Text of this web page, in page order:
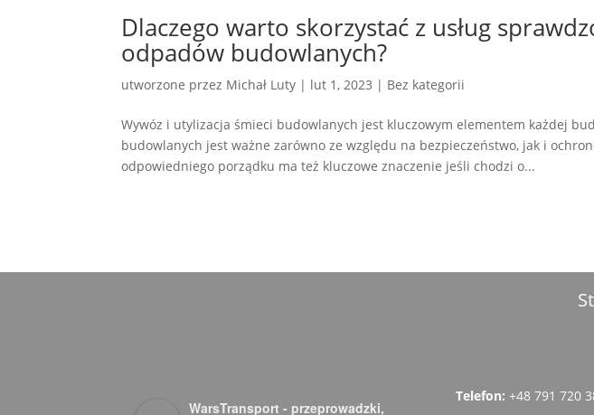
Dlaczego warto skorzystać z usług
odpadów budowlanych?
utworzone przez Michał Luty | lut 1, 2023 | Bez kategorii
Wywóz i utylizacja śmieci budowlanych jest kluczowym elementem każdej
budowlanych jest ważne zarówno ze względu na bezpieczeństwo, jak i
odpowiedniego porządku ma też kluczowe znaczenie jeśli chodzi o...
WarsTransport - przeprowadzki,
Telefon: +48 791 720